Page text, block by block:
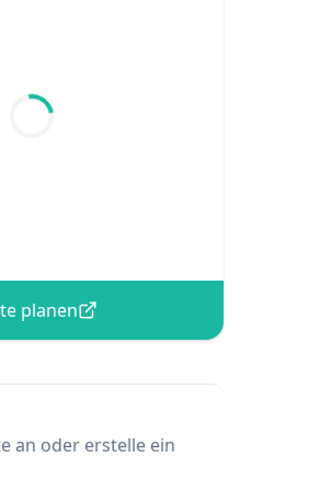
planen
an oder erstelle ein